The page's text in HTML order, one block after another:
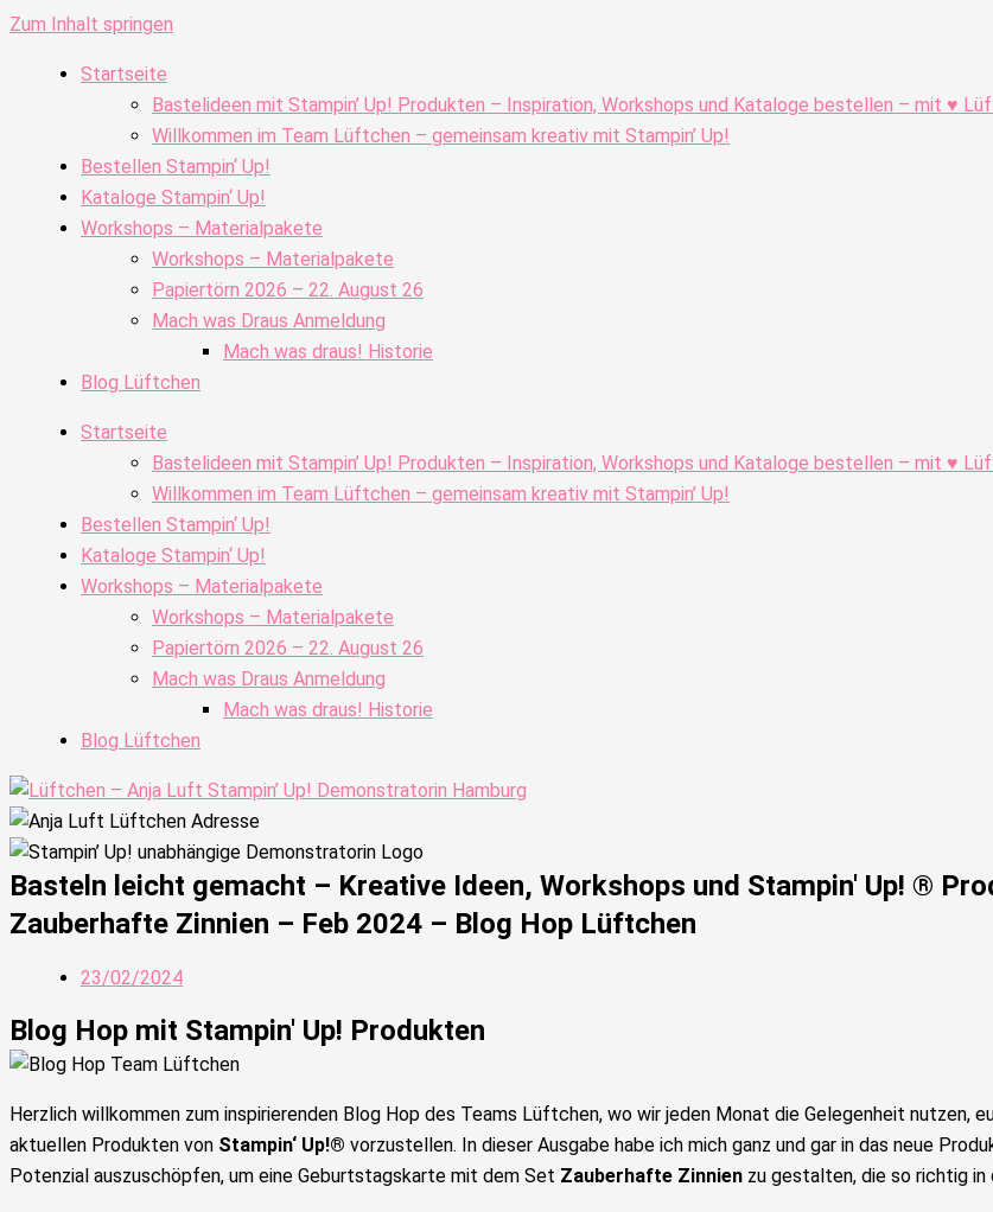
Zum Inhalt springen
Startseite
Bastelideen mit Stampin’ Up! Produkten – Inspiration, Workshops und Kataloge bestellen – mit ♥
Willkommen im Team Lüftchen – gemeinsam kreativ mit Stampin’ Up!
Bestellen Stampin‘ Up!
Kataloge Stampin‘ Up!
Workshops – Materialpakete
Workshops – Materialpakete
Papiertörn 2026 – 22. August 26
Mach was Draus Anmeldung
Mach was draus! Historie
Blog Lüftchen
Startseite
Bastelideen mit Stampin’ Up! Produkten – Inspiration, Workshops und Kataloge bestellen – mit ♥
Willkommen im Team Lüftchen – gemeinsam kreativ mit Stampin’ Up!
Bestellen Stampin‘ Up!
Kataloge Stampin‘ Up!
Workshops – Materialpakete
Workshops – Materialpakete
Papiertörn 2026 – 22. August 26
Mach was Draus Anmeldung
Mach was draus! Historie
Blog Lüftchen
Basteln leicht gemacht – Kreative Ideen, Workshops und Stampin' Up! ®
Zauberhafte Zinnien – Feb 2024 – Blog Hop Lüftchen
23/02/2024
Blog Hop mit Stampin' Up! Produkten
Herzlich willkommen zum inspirierenden Blog Hop des Teams Lüftchen, wo wir jeden Monat die Gelegenheit
aktuellen Produkten von Stampin‘ Up!® vorzustellen. In dieser Ausgabe habe ich mich ganz und gar in das neue
Potenzial auszuschöpfen, um eine Geburtstagskarte mit dem Set Zauberhafte Zinnien zu gestalten, die so richtig